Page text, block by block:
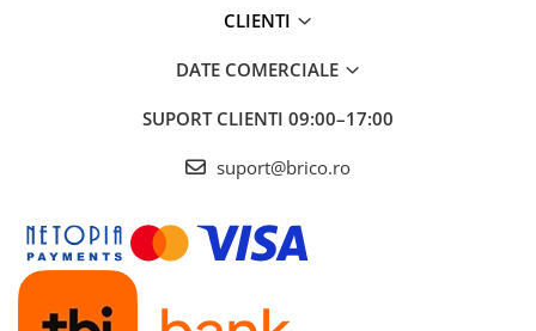
CLIENTI
DATE COMERCIALE
SUPORT CLIENTI 09:00–17:00
suport@brico.ro